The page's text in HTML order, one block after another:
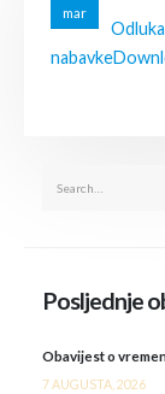
mar
nabavke
Posljednje
Obavijest o
7 AUGUSTA, 2026